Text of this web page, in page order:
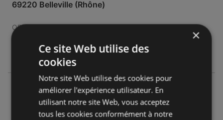
69220 Belleville (Rhône)
OFFRES: 0
DISTANCE:
786,7 km
Intermarché
100 Rue Tacot Beaujolais
69400 Gleizé
×
Ce site Web utilise des
cookies
Notre site Web utilise des cookies pour
améliorer l'expérience utilisateur. En
utilisant notre site Web, vous acceptez
tous les cookies conformément à notre